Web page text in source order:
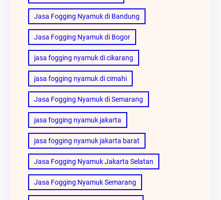
Jasa Fogging Nyamuk di Bandung
Jasa Fogging Nyamuk di Bogor
jasa fogging nyamuk di cikarang
jasa fogging nyamuk di cimahi
Jasa Fogging Nyamuk di Semarang
jasa fogging nyamuk jakarta
jasa fogging nyamuk jakarta barat
Jasa Fogging Nyamuk Jakarta Selatan
Jasa Fogging Nyamuk Semarang